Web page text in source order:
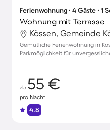
Ferienwohnung ∙ 4 Gäste ∙ 1
Wohnung mit Terrasse
Kössen, Gemeinde
Gemütliche Ferienwohnung in
Parkmöglichkeit für
ab 55 €
pro Nacht
4.8